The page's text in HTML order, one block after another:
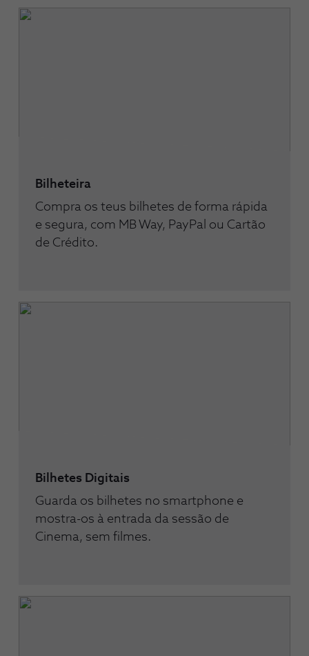
Bilheteira
Compra os teus bilhetes de forma rápida
e segura, com MB Way, PayPal ou Cartão
de Crédito.
Bilhetes Digitais
Guarda os bilhetes no smartphone e
mostra-os à entrada da sessão de
Cinema, sem filmes.